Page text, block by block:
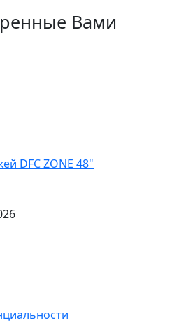
Вами
DFC ZONE 48"